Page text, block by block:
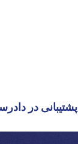
پشتیبانی در